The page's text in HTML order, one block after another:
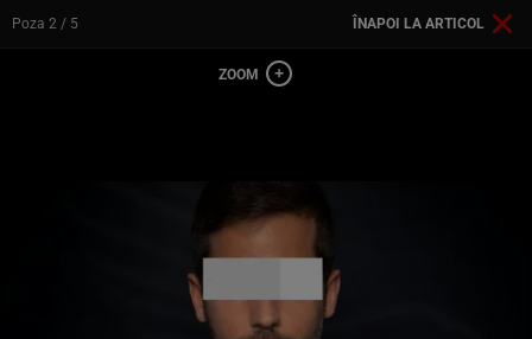
Poza 2 / 5 ÎNAPOI LA ARTICOL